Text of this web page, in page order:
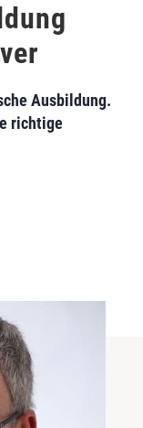
Ausbildung.
richtige